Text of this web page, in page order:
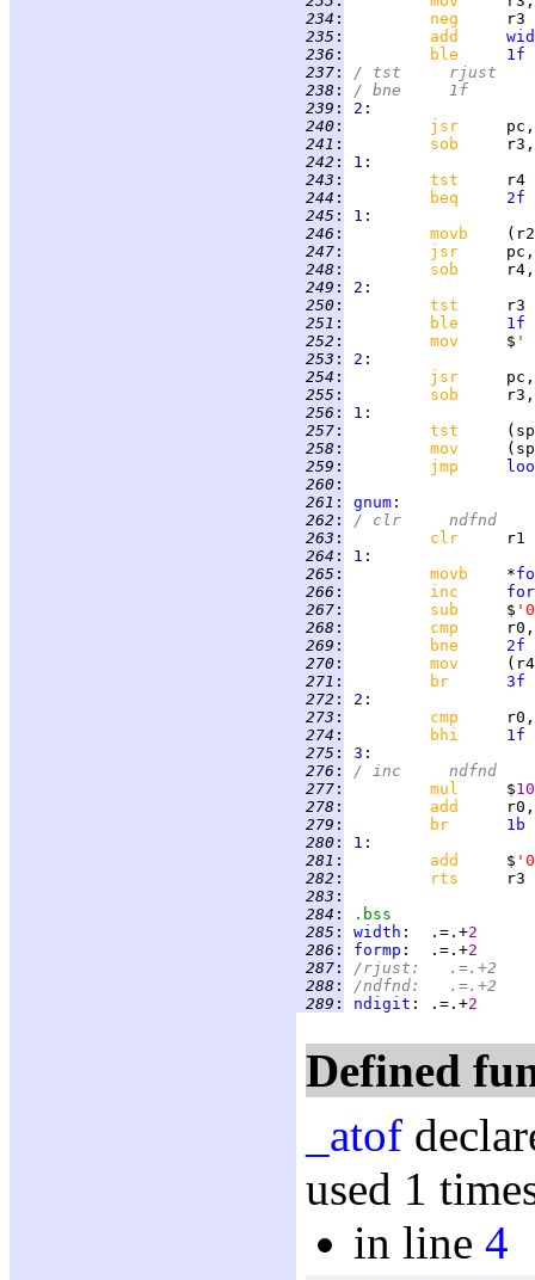
234 : neg
235 : add
236 : ble 1f
237 :
/	tst	rjust
238 :
/	bne	1f
239 : 2
240 : jsr
241 : sob
r3,
242 : 1
243 : tst
244 : beq 2f
245 : 1
246 :
movb
247 : jsr
248 : sob
r4,
249 : 2
250 : tst
251 : ble 1f
252 : mov $ '
253 : 2
254 : jsr
255 : sob
r3,
256 : 1
257 :
tst
258 :
mov
259 : jmp
260 :
261 : gnum
262 :
/	clr	ndfnd
263 : clr
264 : 1
265 : movb *
266 : inc
267 : sub $ '0
268 : cmp
269 : bne 2f
270 :
mov
271 : br 3f
272 : 2
273 : cmp
274 : bhi 1f
275 : 3
276 :
/	inc	ndfnd
277 : mul $
278 :
add
279 : br 1b
280 : 1
281 : add $ '0
282 : rts
283 :
284 :
.bss
285 : width :  .=.+2
286 : formp :  .=.+2
287 :
/rjust:	.=.+2
288 :
/ndfnd:	.=.+2
289 : ndigit : .=.+2
Defined
_atof
used 1
in line 4